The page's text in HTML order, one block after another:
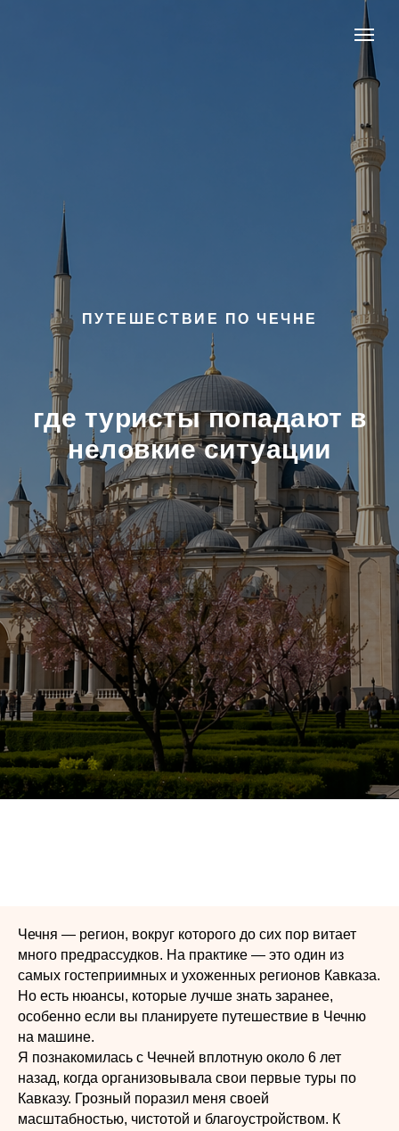
ПУТЕШЕСТВИЕ ПО ЧЕЧНЕ
где туристы попадают в
неловкие ситуации
Чечня — регион, вокруг которого до сих пор витает
много предрассудков. На практике — это один из
самых гостеприимных и ухоженных регионов Кавказа.
Но есть нюансы, которые лучше знать заранее,
особенно если вы планируете путешествие в Чечню
на машине.
Я познакомилась с Чечней вплотную около 6 лет
назад, когда организовывала свои первые туры по
Кавказу. Грозный поразил меня своей
масштабностью, чистотой и благоустройством. К